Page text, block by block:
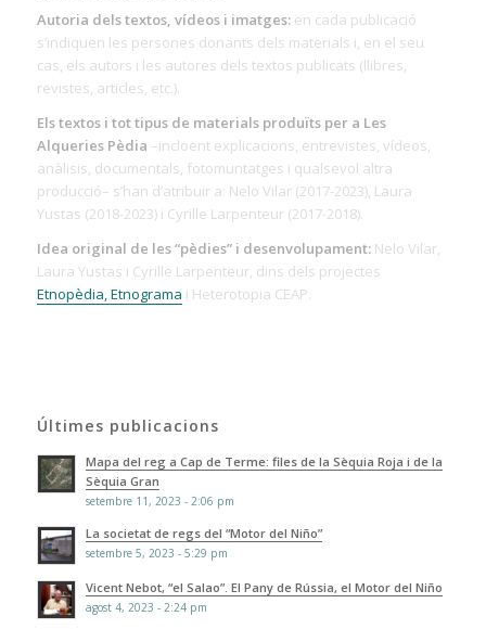
Autoria dels textos, vídeos i imatges:en cada publicació
s’indiquen les persones donants dels materials i, en el seu
cas, els autors i les autores dels textos publicats (llibres,
revistes, articles, etc.).
Els textos i tot tipus de materials produïts per a Les
Alqueries Pèdia –incloent explicacions, entrevistes, vídeos,
anàlisis, documentals, fotomuntatges i qualsevol altra
producció– s’han d’atribuir a: Nelo Vilar (2017-2023), Laura
Yustas (2018-2023) i Cyrille Larpenteur (2017-2018).
Idea original de les “pèdies” i desenvolupament:Nelo Vilar,
Laura Yustas i Cyrille Larpenteur, dins dels projectes
Etnopèdia, Etnograma i Heterotopia CEAP.
Últimes publicacions
Mapa del reg a Cap de Terme: files de la Sèquia Roja i de la
Sèquia Gran
setembre 11, 2023 - 2:06 pm
La societat de regs del “Motor del Niño”
setembre 5, 2023 - 5:29 pm
Vicent Nebot, “el Salao”. El Pany de Rússia, el Motor del Niño
agost 4, 2023 - 2:24 pm